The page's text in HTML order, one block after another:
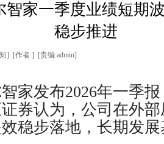
智家一季度业绩短期
稳步推进
] [作者:] [责编:admin]
发布2026年一季报
券认为，公司在外
稳步落地，长期发